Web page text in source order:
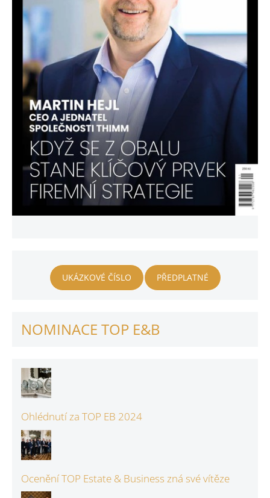
UKÁZKOVÉ ČÍSLO PŘEDPLATNÉ
NOMINACE TOP E&B
Ohlédnutí za TOP EB 2024
Ocenění TOP Estate & Business zná své vítěze